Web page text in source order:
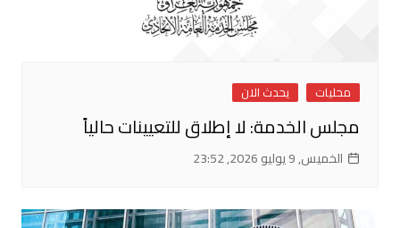
محليات يحدث الان
مجلس الخدمة: لا إطلاق للتعيينات حالياً
الخميس, 9 يوليو 2026, 23:52